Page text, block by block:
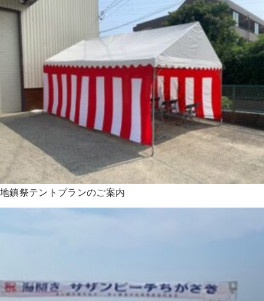
地鎮祭テントプランのご案内